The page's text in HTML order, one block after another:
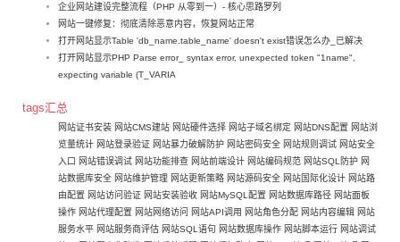
企业网站建设完整流程（PHP 从零到一）- 核心思路罗列
网站一键修复：彻底清除恶意内容，恢复网站正常
打开网站显示Table 'db_name.table_name' doesn't exist错误怎么办_已解决
打开网站显示PHP Parse error_ syntax error, unexpected token "1name",
expecting variable (T_VARIA
tags汇总
网站证书安装 网站CMS建站 网站硬件选择 网站子域名绑定 网站DNS配置 网站浏
览量统计 网站登录验证 网站暴力破解防护 网站密码安全 网站规则调试 网站安全
入口 网站错误调试 网站功能排查 网站前端设计 网站编码规范 网站SQL防护 网
站数据库安全 网站维护管理 网站更新策略 网站源码安全 网站国际化设计 网站路
由配置 网站访问验证 网站安装验收 网站MySQL配置 网站数据库路径 网站面板
操作 网站代理配置 网站网络访问 网站API调用 网站角色分配 网站内容编辑 网站
服务水平 网站服务商评估 网站SQL语句 网站数据库操作 网站脚本运行 网站调试